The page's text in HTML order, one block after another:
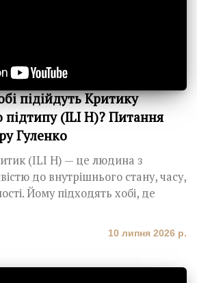
підійдуть Критику
підтипу (ILI H)? Питання
Гуленко
(ILI H) — це людина з
до внутрішнього стану, часу,
Йому підходять хобі, де
10 липня 2026 р.